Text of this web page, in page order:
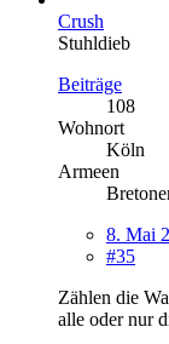
Crush
Stuhldieb
Beiträge
108
Wohnort
Köln
Armeen
8. Mai
#35
Zählen die
alle oder nur